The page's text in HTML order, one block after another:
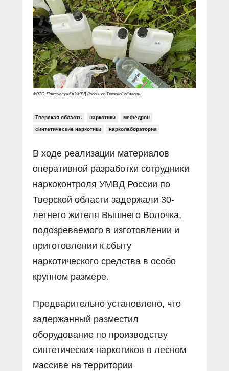
Социальные ролики
Документальные фильмы
Прямой разговор
В знании сила
Специальный репортаж
КиберПОСТОВОЙ
Газета «Щит и меч»
Журнал «Полиция России»
О ПОРТАЛЕ
Контакты
Вакансии
ФОТО: Пресс-служба УМВД России по Тверской области
Тверская область наркотики мефедрон
синтетические наркотики нарколаборатория
В ходе реализации материалов
оперативной разработки сотрудники
наркоконтроля УМВД России по
Тверской области задержали 30-
летнего жителя Вышнего Волочка,
подозреваемого в изготовлении и
приготовлении к сбыту
наркотического средства в особо
крупном размере.
Предварительно установлено, что
задержанный разместил
оборудование по производству
синтетических наркотиков в лесном
массиве на территории